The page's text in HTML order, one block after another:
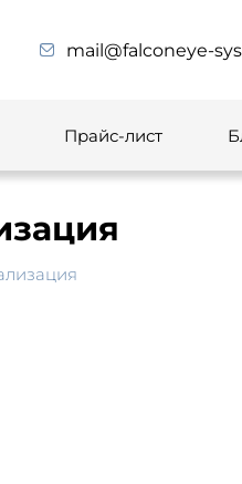
mail@falconeye-
Прайс-лист